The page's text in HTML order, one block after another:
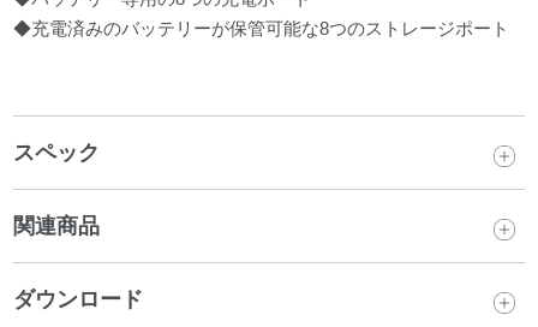
◆充電済みのバッテリーが保管可能な8つのストレージポート
スペック
関連商品
ダウンロード